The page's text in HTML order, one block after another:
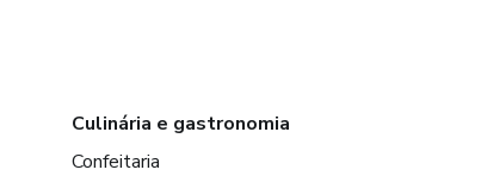
Culinária e gastronomia
Confeitaria